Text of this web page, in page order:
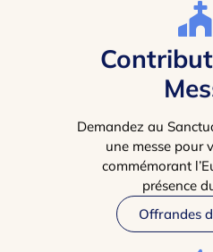
Demandez au
une messe pour
commémorant
présence
Offrandes